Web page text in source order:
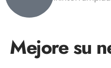
Mejore su